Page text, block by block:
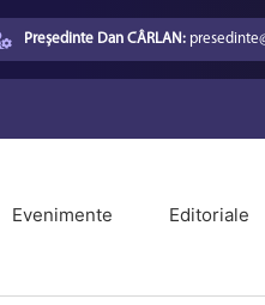
Președinte Dan CÂRLAN:
Evenimente Editoriale